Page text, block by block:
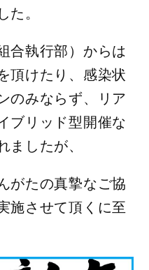
た。
合執行部）からは
頂けたり、感染状
のみならず、リア
ブリッド型開催な
ましたが、
がたの真摯なご協
施させて頂くに至